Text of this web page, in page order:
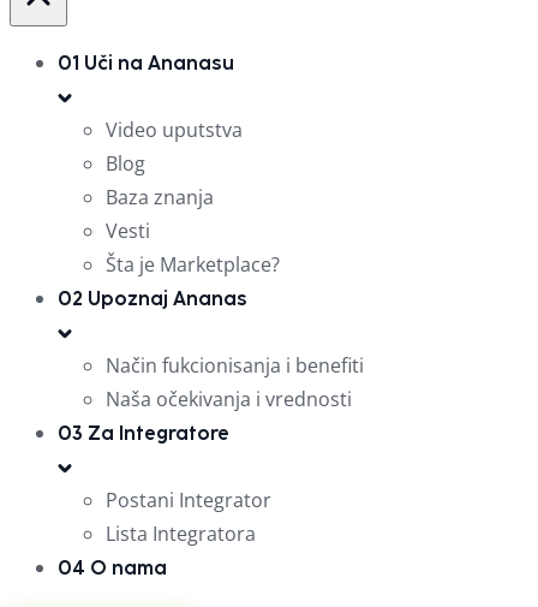
01 Uči na Ananasu
Video uputstva
Blog
Baza znanja
Vesti
Šta je Marketplace?
02 Upoznaj Ananas
Način fukcionisanja i benefiti
Naša očekivanja i vrednosti
03 Za Integratore
Postani Integrator
Lista Integratora
04 O nama